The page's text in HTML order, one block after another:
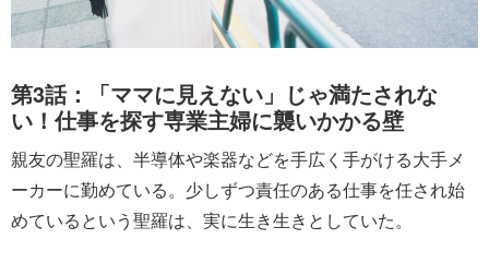
第3話：「ママに見えない」じゃ満たされな
い！仕事を探す専業主婦に襲いかかる壁
親友の聖羅は、半導体や楽器などを手広く手がける大手メ
ーカーに勤めている。少しずつ責任のある仕事を任され始
めているという聖羅は、実に生き生きとしていた。